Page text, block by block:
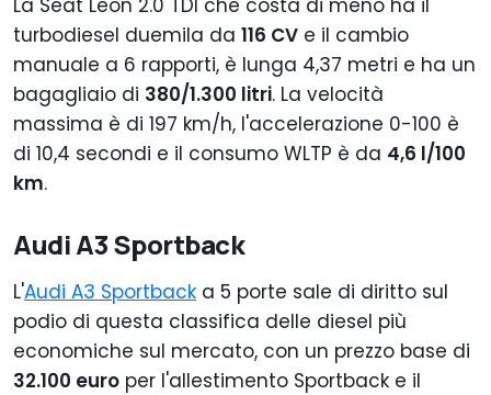
La Seat Leon 2.0 TDI che costa di meno ha il
turbodiesel duemila da 116 CV e il cambio
manuale a 6 rapporti, è lunga 4,37 metri e ha un
bagagliaio di 380/1.300 litri. La velocità
massima è di 197 km/h, l'accelerazione 0-100 è
di 10,4 secondi e il consumo WLTP è da 4,6 l/100
km.
Audi A3 Sportback
L'Audi A3 Sportback a 5 porte sale di diritto sul
podio di questa classifica delle diesel più
economiche sul mercato, con un prezzo base di
32.100 euro per l'allestimento Sportback e il